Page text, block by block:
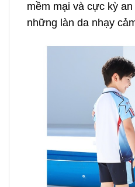
mềm mại và cực kỳ
những làn da nhạy